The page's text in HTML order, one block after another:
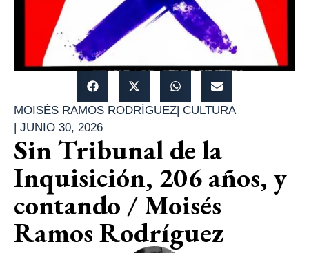
MOISÉS RAMOS RODRÍGUEZ| CULTURA
| JUNIO 30, 2026
Sin Tribunal de la
Inquisición, 206 años, y
contando / Moisés
Ramos Rodríguez